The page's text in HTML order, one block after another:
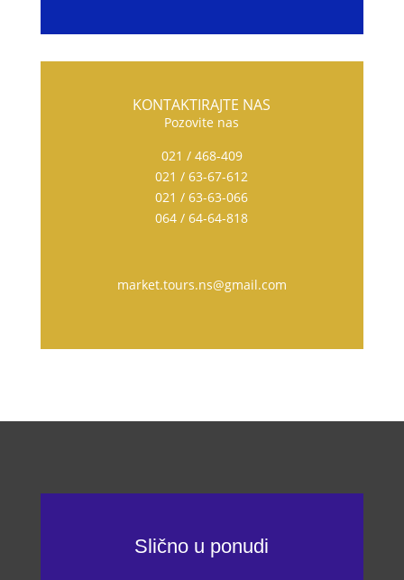
KONTAKTIRAJTE NAS
Pozovite nas
021 / 468-409
021 / 63-67-612
021 / 63-63-066
064 / 64-64-818
market.tours.ns@gmail.com
Slično u ponudi